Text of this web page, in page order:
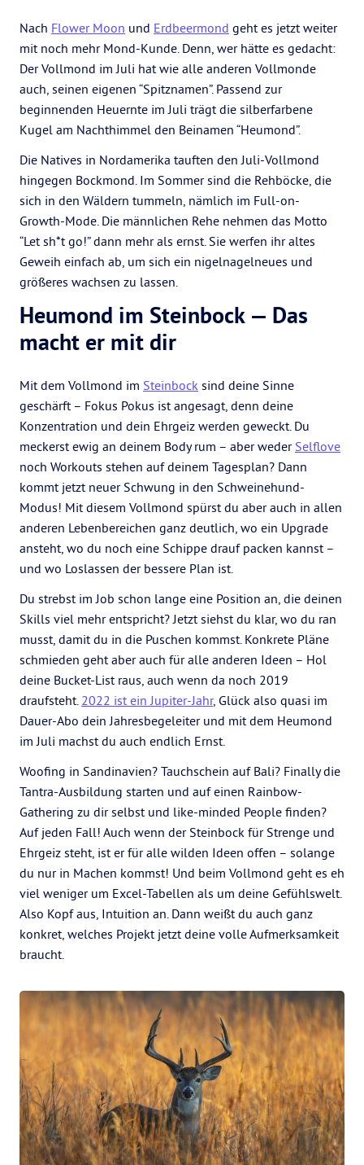
Nach Flower Moon und Erdbeermond geht es jetzt weiter
mit noch mehr Mond-Kunde. Denn, wer hätte es gedacht:
Der Vollmond im Juli hat wie alle anderen Vollmonde
auch, seinen eigenen “Spitznamen”. Passend zur
beginnenden Heuernte im Juli trägt die silberfarbene
Kugel am Nachthimmel den Beinamen “Heumond”.
Die Natives in Nordamerika tauften den Juli-Vollmond
hingegen Bockmond. Im Sommer sind die Rehböcke, die
sich in den Wäldern tummeln, nämlich im Full-on-
Growth-Mode. Die männlichen Rehe nehmen das Motto
“Let sh*t go!” dann mehr als ernst. Sie werfen ihr altes
Geweih einfach ab, um sich ein nigelnagelneues und
größeres wachsen zu lassen.
Heumond im Steinbock — Das
macht er mit dir
Mit dem Vollmond im Steinbock sind deine Sinne
geschärft – Fokus Pokus ist angesagt, denn deine
Konzentration und dein Ehrgeiz werden geweckt. Du
meckerst ewig an deinem Body rum – aber weder Selflove
noch Workouts stehen auf deinem Tagesplan? Dann
kommt jetzt neuer Schwung in den Schweinehund-
Modus! Mit diesem Vollmond spürst du aber auch in allen
anderen Lebenbereichen ganz deutlich, wo ein Upgrade
ansteht, wo du noch eine Schippe drauf packen kannst –
und wo Loslassen der bessere Plan ist.
Du strebst im Job schon lange eine Position an, die deinen
Skills viel mehr entspricht? Jetzt siehst du klar, wo du ran
musst, damit du in die Puschen kommst. Konkrete Pläne
schmieden geht aber auch für alle anderen Ideen – Hol
deine Bucket-List raus, auch wenn da noch 2019
draufsteht. 2022 ist ein Jupiter-Jahr, Glück also quasi im
Dauer-Abo dein Jahresbegeleiter und mit dem Heumond
im Juli machst du auch endlich Ernst.
Woofing in Sandinavien? Tauchschein auf Bali? Finally die
Tantra-Ausbildung starten und auf einen Rainbow-
Gathering zu dir selbst und like-minded People finden?
Auf jeden Fall! Auch wenn der Steinbock für Strenge und
Ehrgeiz steht, ist er für alle wilden Ideen offen – solange
du nur in Machen kommst! Und beim Vollmond geht es eh
viel weniger um Excel-Tabellen als um deine Gefühlswelt.
Also Kopf aus, Intuition an. Dann weißt du auch ganz
konkret, welches Projekt jetzt deine volle Aufmerksamkeit
braucht.